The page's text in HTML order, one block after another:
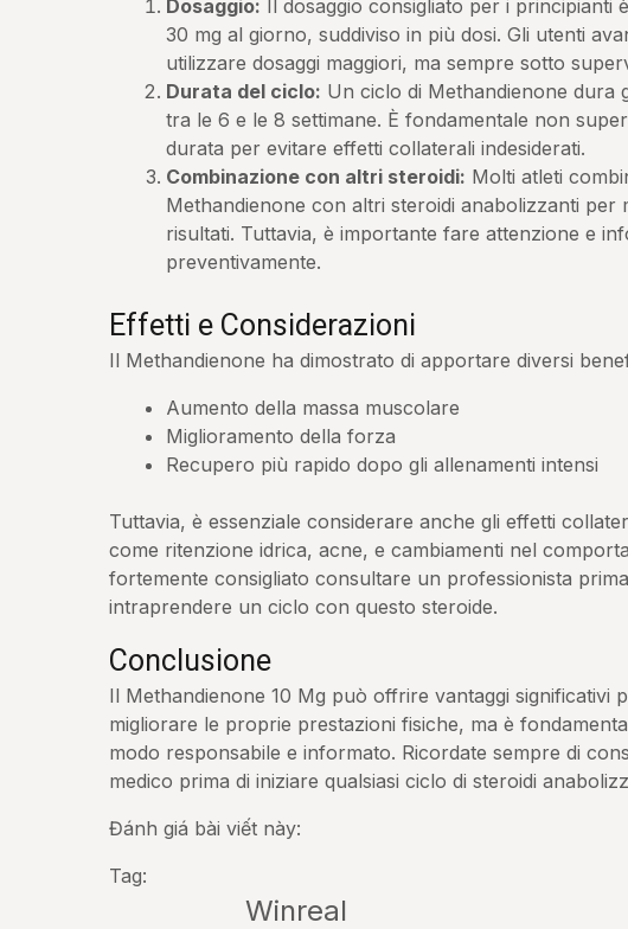
Dosaggio: Il dosaggio consigliato per i principianti
30 mg al giorno, suddiviso in più dosi. Gli utenti
utilizzare dosaggi maggiori, ma sempre sotto
Durata del ciclo: Un ciclo di Methandienone dura
tra le 6 e le 8 settimane. È fondamentale non
durata per evitare effetti collaterali indesiderati.
Combinazione con altri steroidi: Molti atleti
Methandienone con altri steroidi anabolizzanti per
risultati. Tuttavia, è importante fare attenzione e
preventivamente.
Effetti e Considerazioni
Il Methandienone ha dimostrato di apportare diversi
Aumento della massa muscolare
Miglioramento della forza
Recupero più rapido dopo gli allenamenti intensi
Tuttavia, è essenziale considerare anche gli effetti
come ritenzione idrica, acne, e cambiamenti nel
fortemente consigliato consultare un professionista
intraprendere un ciclo con questo steroide.
Conclusione
Il Methandienone 10 Mg può offrire vantaggi significativi
migliorare le proprie prestazioni fisiche, ma è
modo responsabile e informato. Ricordate sempre di
medico prima di iniziare qualsiasi ciclo di steroidi
Đánh giá bài viết này:
Tag:
Winreal